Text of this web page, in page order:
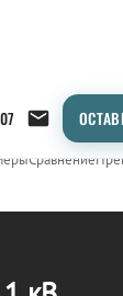
Сравнение